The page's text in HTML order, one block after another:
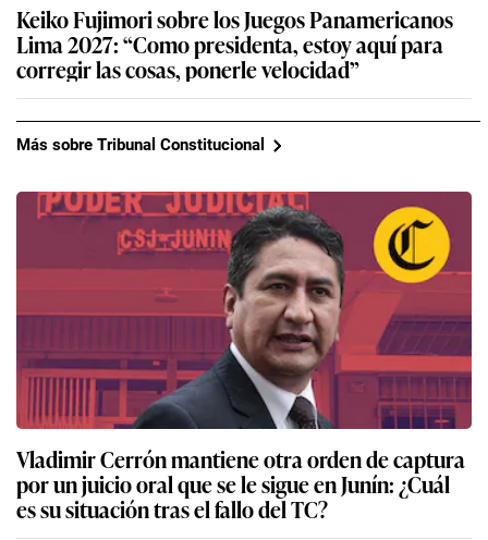
Keiko Fujimori sobre los Juegos Panamericanos
Lima 2027: “Como presidenta, estoy aquí para
corregir las cosas, ponerle velocidad”
Más sobre Tribunal Constitucional
Vladimir Cerrón mantiene otra orden de captura
por un juicio oral que se le sigue en Junín: ¿Cuál
es su situación tras el fallo del TC?